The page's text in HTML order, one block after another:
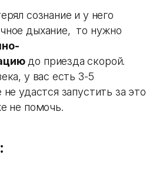
сознание и у него
дыхание, то нужно
до приезда скорой.
у вас есть 3-5
удастся запустить за это
не помочь.